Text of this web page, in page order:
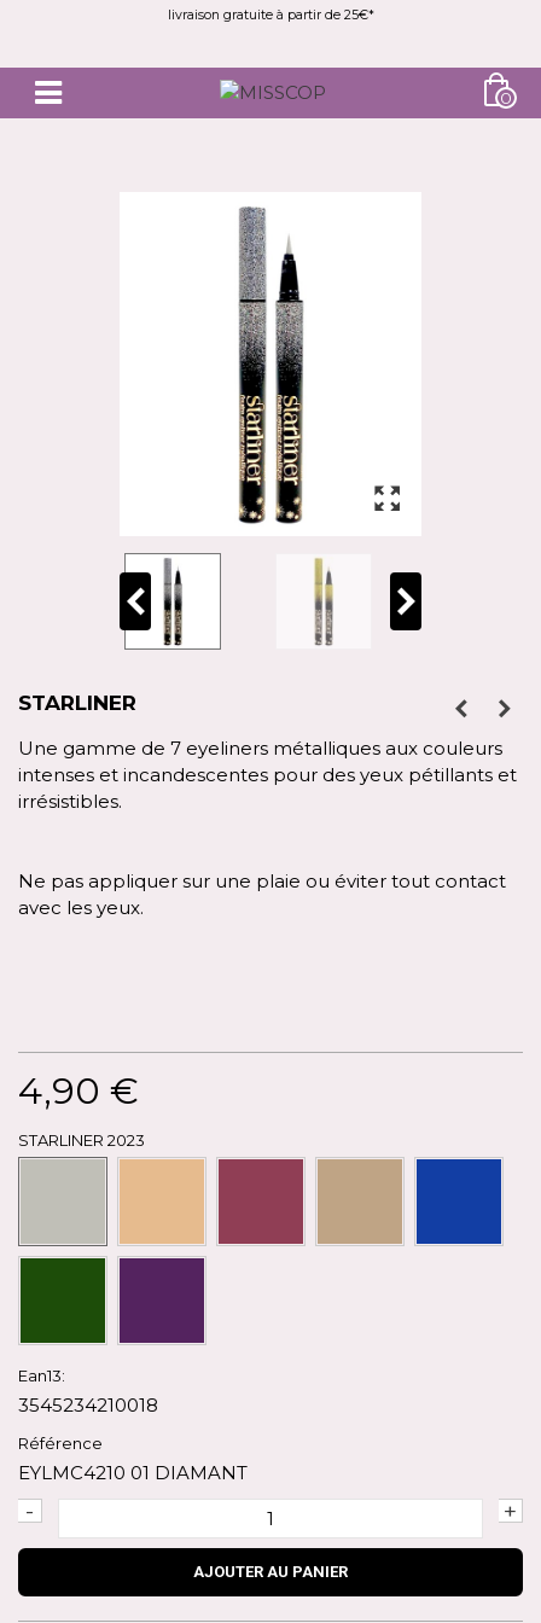
livraison gratuite à partir de 25€*
0
STARLINER
Une gamme de 7 eyeliners métalliques aux couleurs
intenses et incandescentes pour des yeux pétillants et
irrésistibles.
Ne pas appliquer sur une plaie ou éviter tout contact
avec les yeux.
4,90 €
STARLINER 2023
Ean13:
3545234210018
Référence
EYLMC4210 01 DIAMANT
- +
AJOUTER AU PANIER